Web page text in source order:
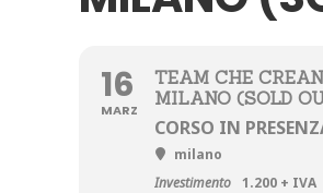
16
MARZ
TEAM CHE
MILANO (SOLD
CORSO IN
milano
Investimento 1.200 + IVA